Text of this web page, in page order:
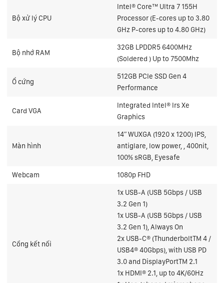
Bộ xử lý CPU
Intel® Core™ Ultra 7 155H
Processor (E-cores up to 3.80
GHz P-cores up to 4.80 GHz)
Bộ nhớ RAM
32GB LPDDR5 6400MHz
(Soldered ) Up to 7500Mhz
Ổ cứng
512GB PCIe SSD Gen 4
Performance
Card VGA
Integrated Intel® Irs Xe
Graphics
Màn hình
14ʺ WUXGA (1920 x 1200) IPS,
antiglare, low power, , 400nit,
100% sRGB, Eyesafe
Webcam 1080p FHD
Cổng kết nối
1x USB-A (USB 5Gbps / USB
3.2 Gen 1)
1x USB-A (USB 5Gbps / USB
3.2 Gen 1), Always On
2x USB-C® (ThunderboltTM 4 /
USB4® 40Gbps), with USB PD
3.0 and DisplayPortTM 2.1
1x HDMI® 2.1, up to 4K/60Hz